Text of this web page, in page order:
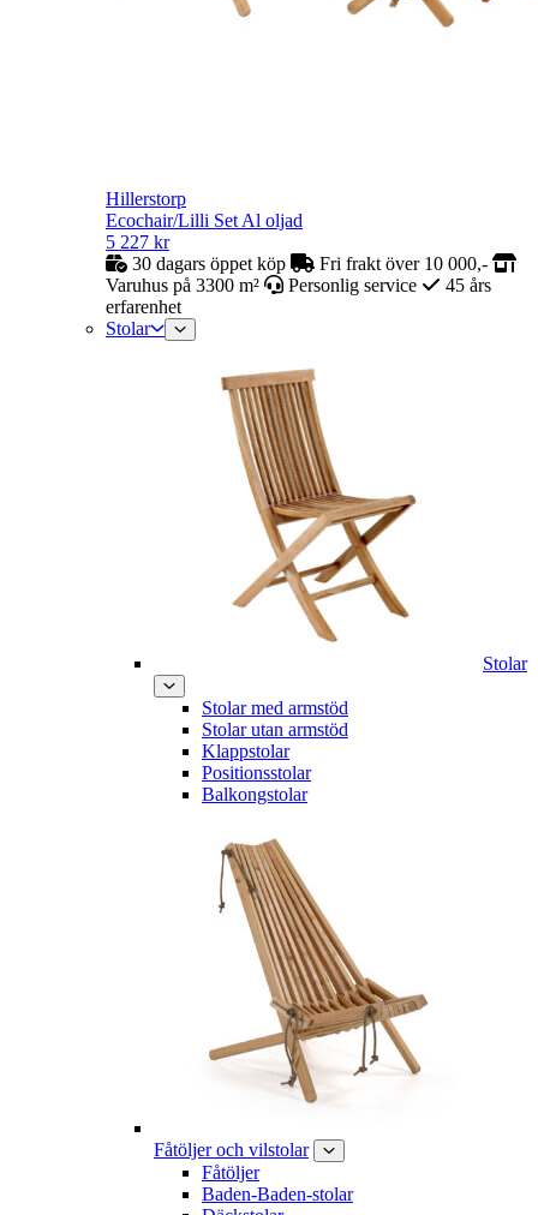
Hillerstorp
Ecochair/Lilli Set Al oljad
5 227 kr
30 dagars öppet köp
Fri frakt över 10 000,-
Varuhus på 3300 m²
Personlig service
45 års
erfarenhet
Stolar
Stolar
Stolar med armstöd
Stolar utan armstöd
Klappstolar
Positionsstolar
Balkongstolar
Fåtöljer och vilstolar
Fåtöljer
Baden-Baden-stolar